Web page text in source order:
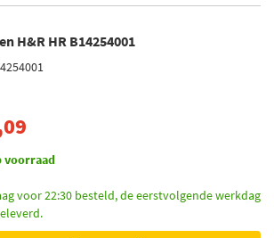
H&R HR B14254001
voorraad
voor 22:30 besteld, de eerstvolgende werkdag